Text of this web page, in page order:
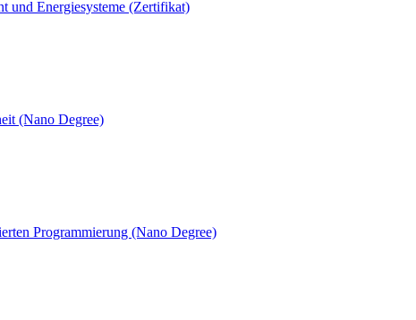
und Energiesysteme (Zertifikat)
(Nano Degree)
Programmierung (Nano Degree)